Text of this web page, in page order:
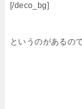
[/deco_bg]
というのがあるの